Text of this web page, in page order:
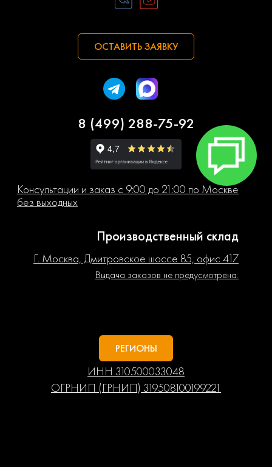
ОСТАВИТЬ ЗАЯВКУ
8 (499) 288-75-92
Консультации и заказ с 9:00 до 21:00 по Москве
без выходных
Производственный склад
Г. Москва, Дмитровское шоссе 85, офис 417
Выдача заказов не предусмотрена.
РЕГИОНЫ
ИНН 310500033048
ОГРНИП (ГРНИП) 319508100199221